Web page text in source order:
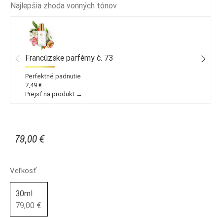
Najlepšia zhoda vonných tónov
Francúzske parfémy č. 73
Perfektné padnutie
7,49 €
Prejsť na produkt →
79,00 €
Veľkosť
30ml
79,00 €